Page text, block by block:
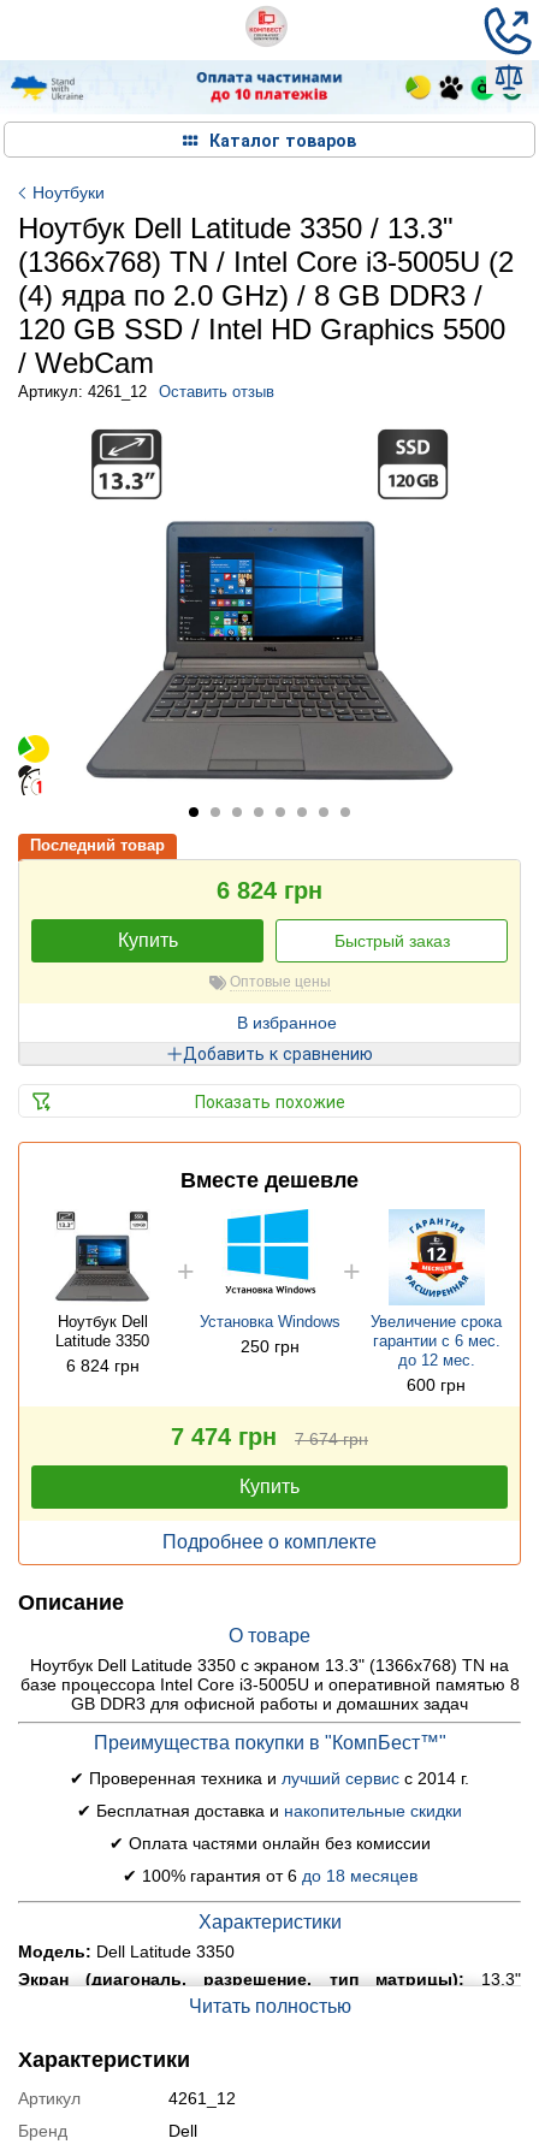
Каталог товаров
Ноутбуки
Ноутбук Dell Latitude 3350 / 13.3"
(1366x768) TN / Intel Core i3-5005U (2
(4) ядра по 2.0 GHz) / 8 GB DDR3 /
120 GB SSD / Intel HD Graphics 5500
/ WebCam
Артикул: 4261_12 Оставить отзыв
Последний товар
6 824 грн
Купить Быстрый заказ
Оптовые цены
В избранное
Добавить к сравнению
Показать похожие
Вместе дешевле
Ноутбук Dell
Latitude 3350
6 824 грн
Установка Windows
250 грн
Увеличение срока
гарантии с 6 мес.
до 12 мес.
600 грн
7 474 грн 7 674 грн
Купить
Подробнее о комплекте
Описание
О товаре
Ноутбук Dell Latitude 3350 c экраном 13.3" (1366x768) TN на
базе процессора Intel Core i3-5005U и оперативной памятью 8
GB DDR3 для офисной работы и домашних задач
Преимущества покупки в "КомпБест™"
✔ Проверенная техника и лучший сервис с 2014 г.
✔ Бесплатная доставка и накопительные скидки
✔ Оплата частями онлайн без комиссии
✔ 100% гарантия от 6 до 18 месяцев
Характеристики
Модель: Dell Latitude 3350
Экран (диагональ, разрешение, тип матрицы): 13.3"
Оперативная память:
Постоянная память:120 GB SSD
Графика:
интегрированная Intel HD Graphics 5500 (до 1792
Читать полностью
Характеристики
Артикул
4261_12
Бренд
Dell